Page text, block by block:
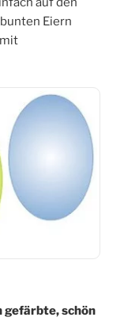
Eiern
gefärbte, schön